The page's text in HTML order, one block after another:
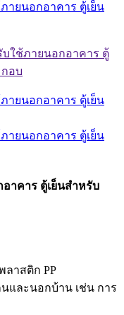
าคาร ตู้เย็นสำหรับ
ลาสติก PP
และนอกบ้าน เช่น การ